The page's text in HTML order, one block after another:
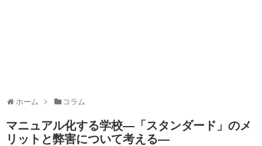
ホーム コラム
マニュアル化する学校―「スタンダード」のメ
リットと弊害について考える―